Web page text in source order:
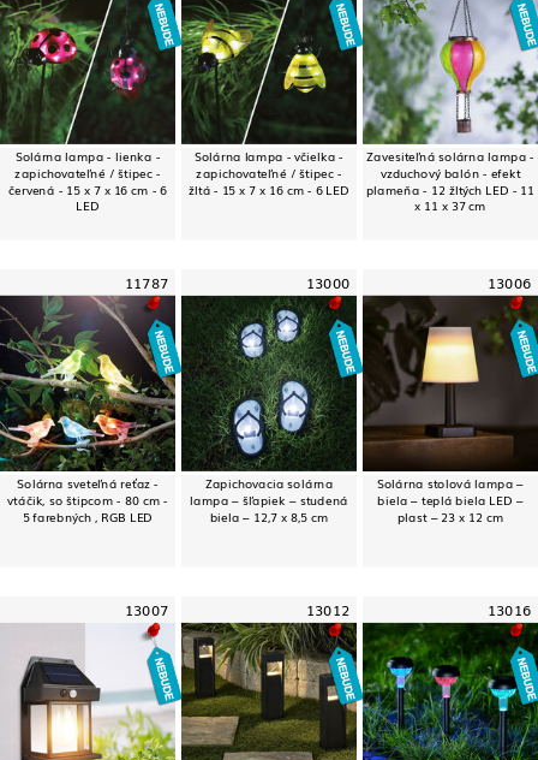
Solárna lampa - lienka -
zapichovateľné / štipec -
červená - 15 x 7 x 16 cm - 6
LED
Solárna lampa - včielka -
zapichovateľné / štipec -
žltá - 15 x 7 x 16 cm - 6 LED
Zavesiteľná solárna lampa -
vzduchový balón - efekt
plameňa - 12 žltých LED - 11
x 11 x 37 cm
11787
Solárna sveteľná reťaz -
vtáčik, so štipcom - 80 cm -
5 farebných , RGB LED
13000
Zapichovacia solárna
lampa – šľapiek – studená
biela – 12,7 x 8,5 cm
13006
Solárna stolová lampa –
biela – teplá biela LED –
plast – 23 x 12 cm
13007 13012 13016